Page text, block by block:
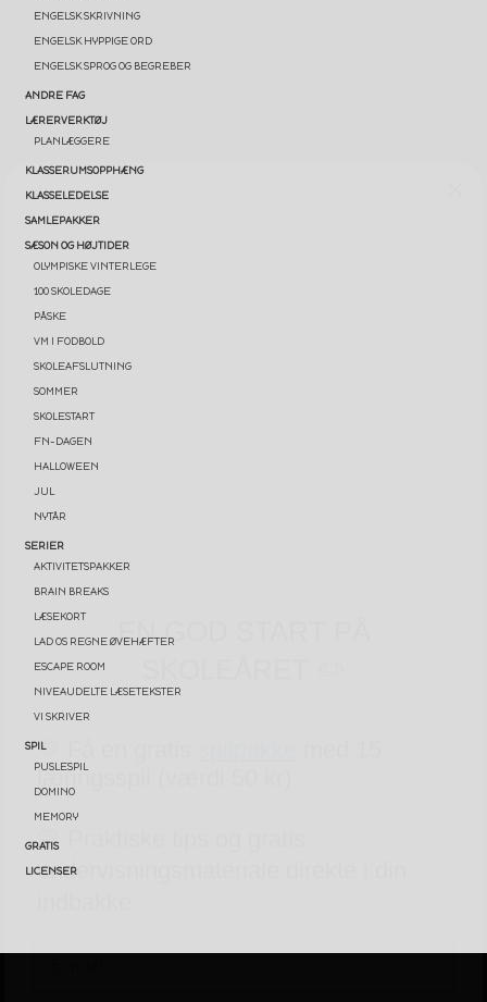
ENGELSK SKRIVNING
ENGELSK HYPPIGE ORD
ENGELSK SPROG OG BEGREBER
ANDRE FAG
LÆRERVERKTØJ
PLANLÆGGERE
KLASSERUMSOPPHÆNG
KLASSELEDELSE
SAMLEPAKKER
SÆSON OG HØJTIDER
OLYMPISKE VINTERLEGE
100 SKOLEDAGE
PÅSKE
VM I FODBOLD
SKOLEAFSLUTNING
SOMMER
SKOLESTART
FN-DAGEN
HALLOWEEN
JUL
NYTÅR
SERIER
AKTIVITETSPAKKER
BRAIN BREAKS
LÆSEKORT
LAD OS REGNE ØVEHÆFTER
ESCAPE ROOM
NIVEAUDELTE LÆSETEKSTER
VI SKRIVER
SPIL
PUSLESPIL
DOMINO
MEMORY
GRATIS
LICENSER
💛 Få en gratis
læringsspil (værdi 50 kr)
💛 Praktiske tips og gratis
undervisningsmateriale direkte i din
indbakke
Email